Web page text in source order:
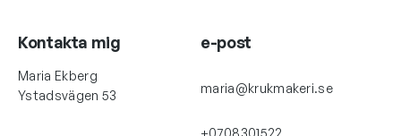
Kontakta mig
Maria Ekberg
Ystadsvägen 53
e-post
maria@krukmakeri.se